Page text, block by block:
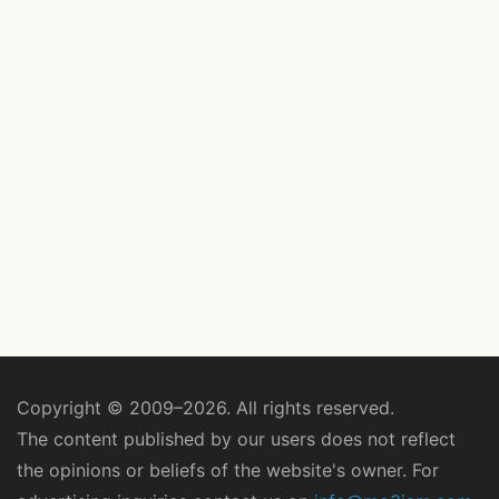
Copyright © 2009–2026. All rights reserved.
The content published by our users does not reflect
the opinions or beliefs of the website's owner. For